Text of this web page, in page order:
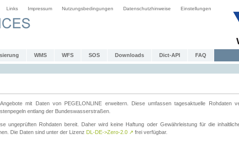
Links Impressum Nutzungsbedingungen Datenschutzhinweise Einstellungen
WMS WFS SOS Downloads Dict-API FAQ
mit Daten von PEGELONLINE erweitern. Diese umfassen tagesaktuelle Rohdaten
entlang der Bundeswasserstraßen.
ungeprüften Rohdaten bereit. Daher wird keine Haftung oder Gewährleistung für die
Die Daten sind unter der Lizenz DL-DE->Zero-2.0 ↗ frei verfügbar.